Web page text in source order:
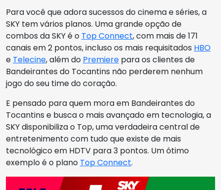
Para você que adora sucessos do cinema e séries, a
SKY tem vários planos. Uma grande opção de
combos da SKY é o Top Connect, com mais de 171
canais em 2 pontos, incluso os mais requisitados HBO
e Telecine, além do Premiere para os clientes de
Bandeirantes do Tocantins não perderem nenhum
jogo do seu time do coração.
E pensado para quem mora em Bandeirantes do
Tocantins e busca o mais avançado em tecnologia, a
SKY disponibiliza o Top, uma verdadeira central de
entretenimento com tudo que existe de mais
tecnológico em HDTV para 3 pontos. Um ótimo
exemplo é o plano Top Connect.